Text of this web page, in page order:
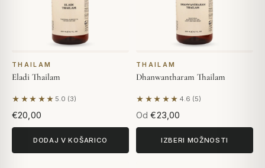
THAILAM
Eladi Thailam
★★★★★ 5.0 (3)
Na podlagi 3 mnenj
€20,00
DODAJ V KOŠARICO
THAILAM
Dhanwantharam Thailam
★★★★★ 4.6 (5)
Na podlagi 5 mnenj
Od €23,00
IZBERI MOŽNOSTI